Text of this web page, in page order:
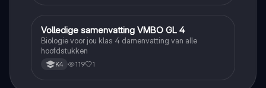
Biologie
Volledige samenvatting VMBO GL 4
Biologie voor jou klas 4 damenvatting van alle
hoofdstukken
K4 119 1